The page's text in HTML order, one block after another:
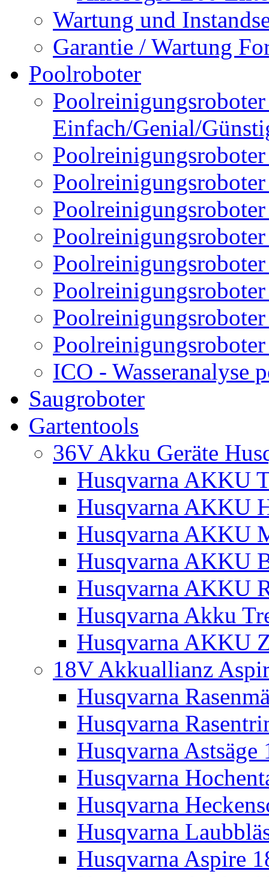
Wartung und
Garantie / Wartung
Poolroboter
Einfach/Genial/
ICO - Wasseranalyse
Saugroboter
Gartentools
36V Akku Geräte
Husqvarna AKKU
Husqvarna AKKU
Husqvarna AKKU
Husqvarna AKKU
Husqvarna AKKU
Husqvarna Akku
Husqvarna AKKU
18V Akkuallianz
Husqvarna
Husqvarna
Husqvarna
Husqvarna
Husqvarna
Husqvarna
Husqvarna Aspire